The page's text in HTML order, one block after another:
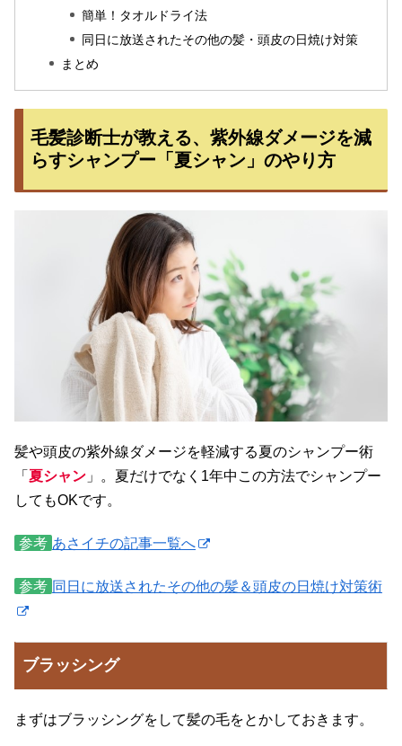
簡単！タオルドライ法
同日に放送されたその他の髪・頭皮の日焼け対策
まとめ
毛髪診断士が教える、紫外線ダメージを減
らすシャンプー「夏シャン」のやり方
髪や頭皮の紫外線ダメージを軽減する夏のシャンプー術
「 夏シャン 」。夏だけでなく1年中この方法でシャンプー
してもOKです。
参考 あさイチの記事一覧へ
参考 同日に放送されたその他の髪＆頭皮の日焼け対策術
ブラッシング
まずはブラッシングをして髪の毛をとかしておきます。